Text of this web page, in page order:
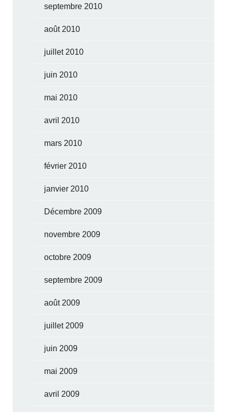
septembre 2010
août 2010
juillet 2010
juin 2010
mai 2010
avril 2010
mars 2010
février 2010
janvier 2010
Décembre 2009
novembre 2009
octobre 2009
septembre 2009
août 2009
juillet 2009
juin 2009
mai 2009
avril 2009